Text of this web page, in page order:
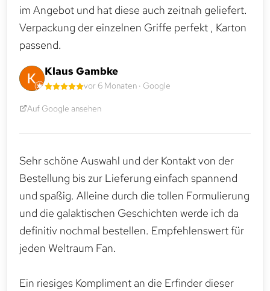
im Angebot und hat diese auch zeitnah geliefert.
Verpackung der einzelnen Griffe perfekt , Karton
passend.
Klaus Gambke
vor 6 Monaten · Google
Auf Google ansehen
Sehr schöne Auswahl und der Kontakt von der
Bestellung bis zur Lieferung einfach spannend
und spaßig. Alleine durch die tollen Formulierung
und die galaktischen Geschichten werde ich da
definitiv nochmal bestellen. Empfehlenswert für
jeden Weltraum Fan.
Ein riesiges Kompliment an die Erfinder dieser